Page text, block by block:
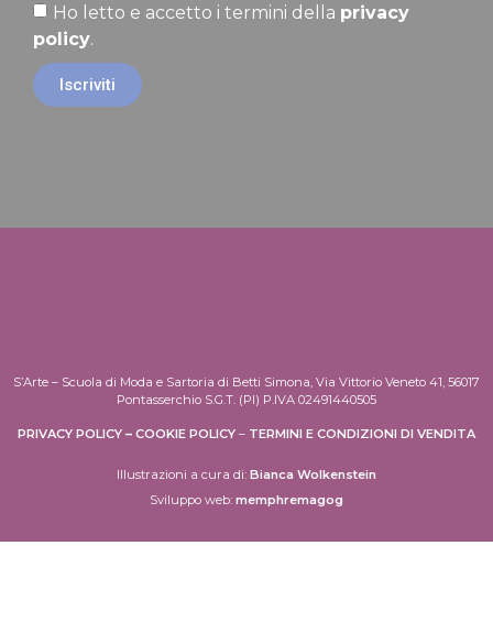
Ho letto e accetto i termini della privacy
policy.
Iscriviti
S’Arte – Scuola di Moda e Sartoria di Betti Simona, Via Vittorio Veneto 41, 56017
Pontasserchio S.G.T. (PI) P.IVA 02491440505
PRIVACY POLICY – COOKIE POLICY – TERMINI E CONDIZIONI DI VENDITA
Illustrazioni a cura di: Bianca Wolkenstein
Sviluppo web: memphremagog